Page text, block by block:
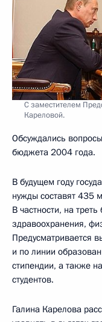
С заместителем
Кареловой.
Обсуждались
бюджета 2004 года.
В будущем году
нужды составят 435
В частности, на
здравоохранения,
Предусматривается
и по линии
стипендии, а также
студентов.
Галина Карелова